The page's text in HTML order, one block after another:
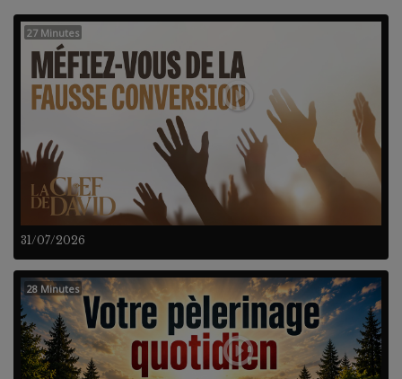
31/07/2026
27 Minutes
28 Minutes